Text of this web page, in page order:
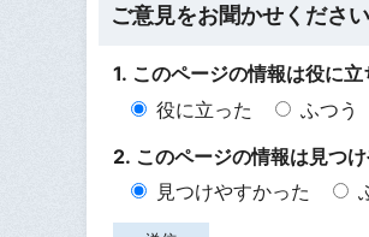
ご意見をお聞かせください
1. このページの情報は役に立
役に立った
ふつう
2. このページの情報は見つ
見つけやすかった